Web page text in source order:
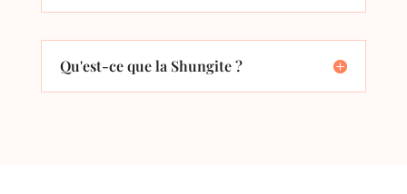
Qu'est-ce que la Shungite ?